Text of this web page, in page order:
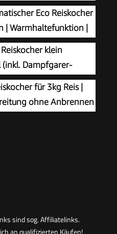
Kompaktes Design,
Löffel, 300 W, RK-
Eco Reiskocher
| Warmhaltefunktion |
|
+ Messbecher |
| RCE-
klein
Dampfgarer-
Reislöffel &
für Gemüse & Fisch
für 3kg Reis |
ohne Anbrennen
| PC RK 1285
sind sog. Affiliatelinks.
an qualifizierten Käufen!